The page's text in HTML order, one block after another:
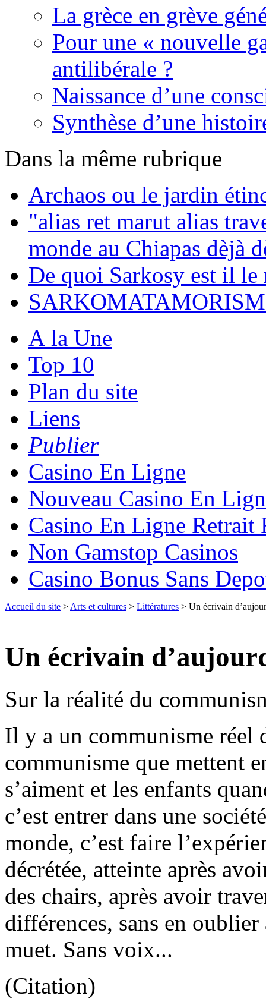
La grèce en grève
Pour une « nouvelle
antilibérale ?
Naissance d’une
Synthèse d’une
Dans la même rubrique
Archaos ou le jardin
"alias ret marut alias
monde au Chiapas dèjà
De quoi Sarkosy est il
A la Une
Top 10
Plan du site
Liens
Publier
Casino En Ligne
Nouveau Casino En
Casino En Ligne Retrait
Non Gamstop Casinos
Casino Bonus Sans
Accueil du site > Arts et cultures > Littératures > Un écrivain
Un écrivain
Sur la réalité du
Il y a un communisme réel
communisme que mettent
s’aiment et les enfants
c’est entrer dans une
monde, c’est faire
décrétée, atteinte après
des chairs, après avoir
différences, sans en
muet. Sans voix...
(Citation)